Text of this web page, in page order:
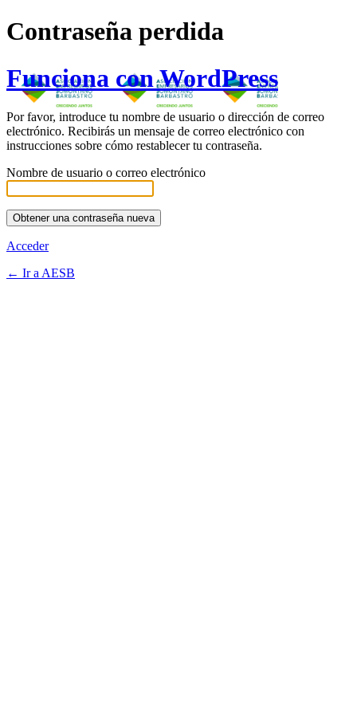
Contraseña perdida
Funciona con WordPress
Por favor, introduce tu nombre de usuario o dirección de correo
electrónico. Recibirás un mensaje de correo electrónico con
instrucciones sobre cómo restablecer tu contraseña.
Nombre de usuario o correo electrónico
Acceder
← Ir a AESB